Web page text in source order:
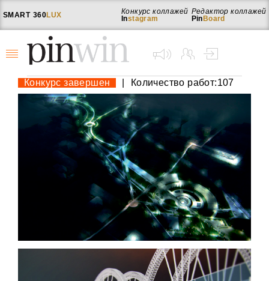
SMART 360LUX
Редактор коллажей
Pin Board
Конкурс коллажей
Instagram
Конкурс завершен Количество работ:107